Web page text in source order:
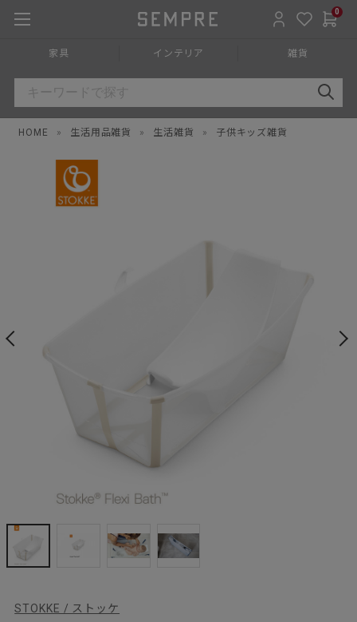
0
家具 インテリア 雑貨
HOME » 生活用品雑貨 » 生活雑貨 » 子供キッズ雑貨
STOKKE / ストッケ